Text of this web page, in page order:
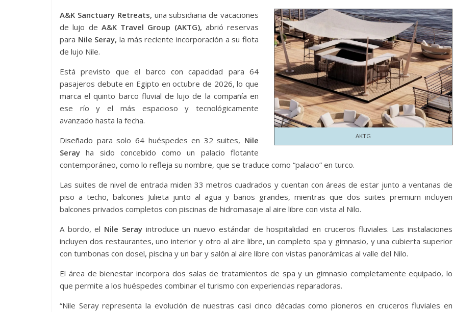
AKTG
A&K Sanctuary Retreats, una subsidiaria de vacaciones
de lujo de A&K Travel Group (AKTG), abrió reservas
para Nile Seray, la más reciente incorporación a su flota
de lujo Nile.
Está previsto que el barco con capacidad para 64
pasajeros debute en Egipto en octubre de 2026, lo que
marca el quinto barco fluvial de lujo de la compañía en
ese río y el más espacioso y tecnológicamente
avanzado hasta la fecha.
Diseñado para solo 64 huéspedes en 32 suites, Nile
Seray ha sido concebido como un palacio flotante
contemporáneo, como lo refleja su nombre, que se traduce como “palacio” en turco.
Las suites de nivel de entrada miden 33 metros cuadrados y cuentan con áreas de estar junto a ventanas de
piso a techo, balcones Julieta junto al agua y baños grandes, mientras que dos suites premium incluyen
balcones privados completos con piscinas de hidromasaje al aire libre con vista al Nilo.
A bordo, el Nile Serayintroduce un nuevo estándar de hospitalidad en cruceros fluviales. Las instalaciones
incluyen dos restaurantes, uno interior y otro al aire libre, un completo spa y gimnasio, y una cubierta superior
con tumbonas con dosel, piscina y un bar y salón al aire libre con vistas panorámicas al valle del Nilo.
El área de bienestar incorpora dos salas de tratamientos de spa y un gimnasio completamente equipado, lo
que permite a los huéspedes combinar el turismo con experiencias reparadoras.
“Nile Seray representa la evolución de nuestras casi cinco décadas como pioneros en cruceros fluviales en